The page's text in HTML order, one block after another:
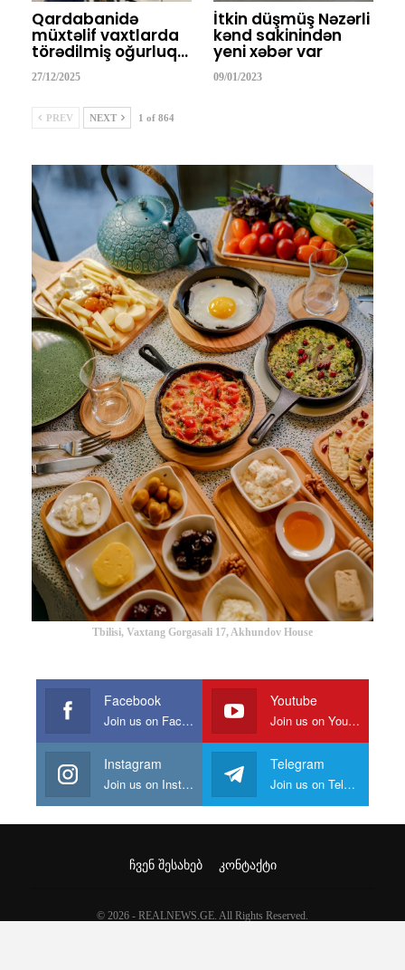
Qardabanidə
müxtəlif vaxtlarda
törədilmiş oğurluq…
27/12/2025
İtkin düşmüş Nəzərli
kənd sakinindən
yeni xəbər var
09/01/2023
PREV NEXT 1 of 864
Tbilisi, Vaxtang Gorgasali 17, Akhundov House
Facebook
Join us on Facebook
Youtube
Join us on Youtube
Instagram
Join us on Instagram
Telegram
Join us on Telegram
ᲩᲕᲔᲜ ᲨᲔᲡᲐᲮᲔᲑ ᲙᲝᲜᲢᲐᲥᲢᲘ
© 2026 - REALNEWS.GE. All Rights Reserved.